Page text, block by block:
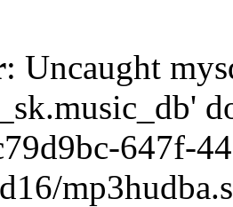
: Uncaught
647f-